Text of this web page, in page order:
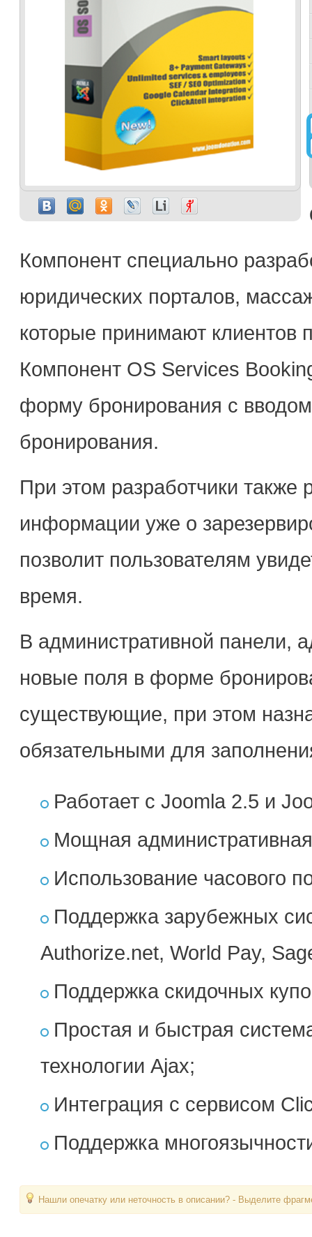
Компонент специально
юридических порталов,
которые принимают клиентов
Компонент OS Services
форму бронирования с
бронирования.
При этом разработчики
информации уже о
позволит пользователям
время.
В административной панели,
новые поля в форме
существующие, при этом
обязательными для
Работает с Joomla 2.5 и
Мощная
Использование часового
Поддержка зарубежных
Authorize.net, World Pay,
Поддержка скидочных
Простая и быстрая
технологии Ajax;
Интеграция с сервисом
Поддержка
Нашли опечатку или неточность в описании? - Выделите